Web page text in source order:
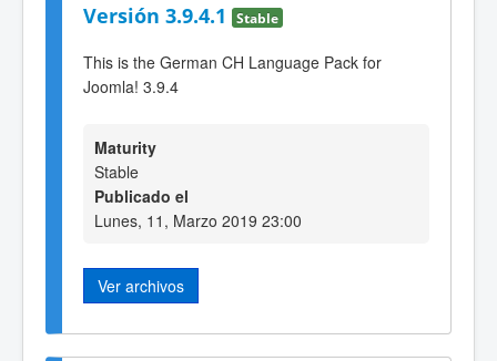
Versión 3.9.4.1 Stable
This is the German CH Language Pack for
Joomla! 3.9.4
Maturity
Stable
Publicado el
Lunes, 11, Marzo 2019 23:00
Ver archivos